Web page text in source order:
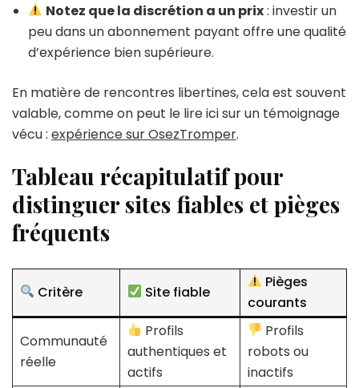
Notez que la discrétion a un prix: investir un
peu dans un abonnement payant offre une qualité
d’expérience bien supérieure.
En matière de rencontres libertines, cela est souvent
valable, comme on peut le lire ici sur un témoignage
vécu : expérience sur OsezTromper.
Tableau récapitulatif pour
distinguer sites fiables et pièges
fréquents
Critère Site fiable
Pièges
courants
Communauté
réelle
Profils
authentiques et
actifs
Profils
robots ou
inactifs